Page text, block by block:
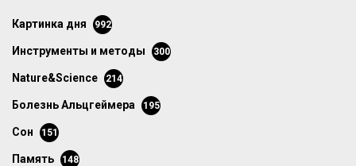
картинка дня 992
инструменты и методы 300
Nature&Science 214
болезнь Альцгеймера 195
сон 151
память 148